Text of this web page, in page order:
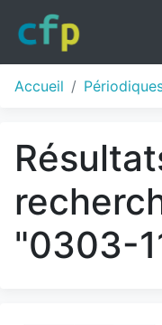
Accueil
"0303-